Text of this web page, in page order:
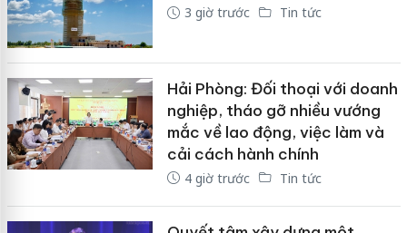
3 giờ trước Tin tức
Hải Phòng: Đối thoại với doanh
nghiệp, tháo gỡ nhiều vướng
mắc về lao động, việc làm và
cải cách hành chính
4 giờ trước Tin tức